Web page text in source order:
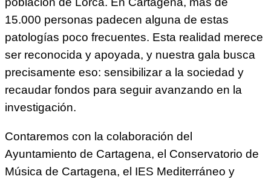
15.000 personas padecen alguna de estas
patologías poco frecuentes. Esta realidad merece
ser reconocida y apoyada, y nuestra gala busca
precisamente eso: sensibilizar a la sociedad y
recaudar fondos para seguir avanzando en la
investigación.
Contaremos con la colaboración del
Ayuntamiento de Cartagena, el Conservatorio de
Música de Cartagena, el IES Mediterráneo y